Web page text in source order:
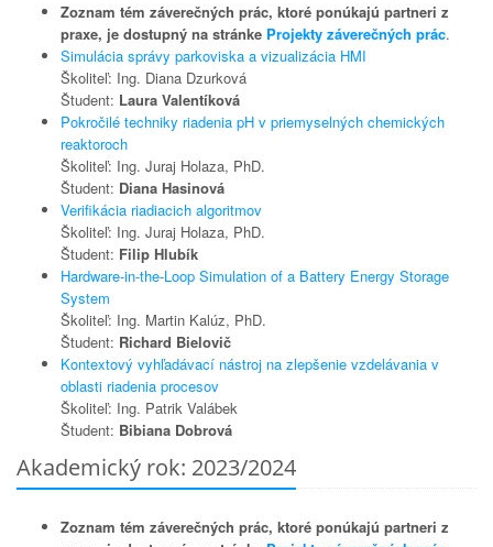
Zoznam tém záverečných prác, ktoré ponúkajú partneri z
praxe, je dostupný na stránke Projekty záverečných prác.
Simulácia správy parkoviska a vizualizácia HMI
Školiteľ: Ing. Diana Dzurková
Študent: Laura Valentíková
Pokročilé techniky riadenia pH v priemyselných chemických
reaktoroch
Školiteľ: Ing. Juraj Holaza, PhD.
Študent: Diana Hasinová
Verifikácia riadiacich algoritmov
Školiteľ: Ing. Juraj Holaza, PhD.
Študent: Filip Hlubík
Hardware-in-the-Loop Simulation of a Battery Energy Storage
System
Školiteľ: Ing. Martin Kalúz, PhD.
Študent: Richard Bielovič
Kontextový vyhľadávací nástroj na zlepšenie vzdelávania v
oblasti riadenia procesov
Školiteľ: Ing. Patrik Valábek
Študent: Bibiana Dobrová
Akademický rok: 2023/2024
Zoznam tém záverečných prác, ktoré ponúkajú partneri z